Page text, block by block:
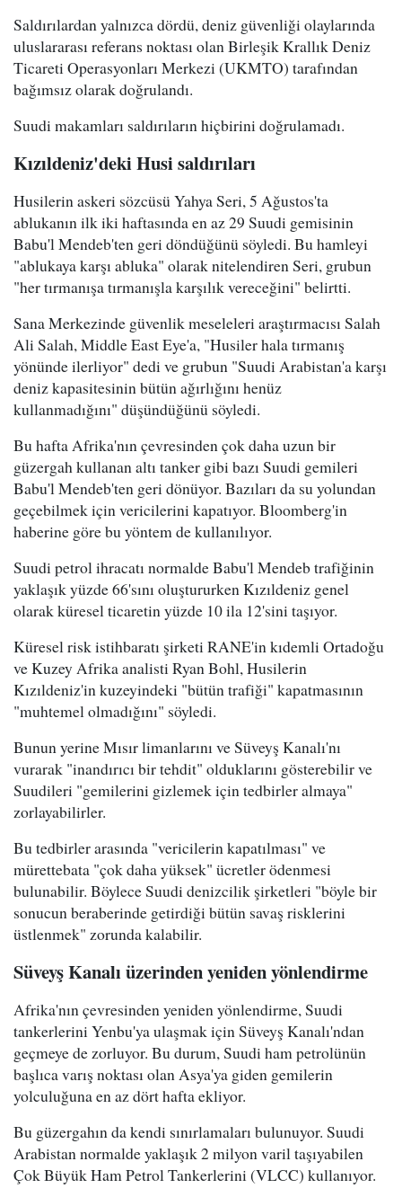
Saldırılardan yalnızca dördü, deniz güvenliği olaylarında
uluslararası referans noktası olan Birleşik Krallık Deniz
Ticareti Operasyonları Merkezi (UKMTO) tarafından
bağımsız olarak doğrulandı.
Suudi makamları saldırıların hiçbirini doğrulamadı.
Kızıldeniz'deki Husi saldırıları
Husilerin askeri sözcüsü Yahya Seri, 5 Ağustos'ta
ablukanın ilk iki haftasında en az 29 Suudi gemisinin
Babu'l Mendeb'ten geri döndüğünü söyledi. Bu hamleyi
"ablukaya karşı abluka" olarak nitelendiren Seri, grubun
"her tırmanışa tırmanışla karşılık vereceğini" belirtti.
Sana Merkezinde güvenlik meseleleri araştırmacısı Salah
Ali Salah, Middle East Eye'a, "Husiler hala tırmanış
yönünde ilerliyor" dedi ve grubun "Suudi Arabistan'a karşı
deniz kapasitesinin bütün ağırlığını henüz
kullanmadığını" düşündüğünü söyledi.
Bu hafta Afrika'nın çevresinden çok daha uzun bir
güzergah kullanan altı tanker gibi bazı Suudi gemileri
Babu'l Mendeb'ten geri dönüyor. Bazıları da su yolundan
geçebilmek için vericilerini kapatıyor. Bloomberg'in
haberine göre bu yöntem de kullanılıyor.
Suudi petrol ihracatı normalde Babu'l Mendeb trafiğinin
yaklaşık yüzde 66'sını oluştururken Kızıldeniz genel
olarak küresel ticaretin yüzde 10 ila 12'sini taşıyor.
Küresel risk istihbaratı şirketi RANE'in kıdemli Ortadoğu
ve Kuzey Afrika analisti Ryan Bohl, Husilerin
Kızıldeniz'in kuzeyindeki "bütün trafiği" kapatmasının
"muhtemel olmadığını" söyledi.
Bunun yerine Mısır limanlarını ve Süveyş Kanalı'nı
vurarak "inandırıcı bir tehdit" olduklarını gösterebilir ve
Suudileri "gemilerini gizlemek için tedbirler almaya"
zorlayabilirler.
Bu tedbirler arasında "vericilerin kapatılması" ve
mürettebata "çok daha yüksek" ücretler ödenmesi
bulunabilir. Böylece Suudi denizcilik şirketleri "böyle bir
sonucun beraberinde getirdiği bütün savaş risklerini
üstlenmek" zorunda kalabilir.
Süveyş Kanalı üzerinden yeniden yönlendirme
Afrika'nın çevresinden yeniden yönlendirme, Suudi
tankerlerini Yenbu'ya ulaşmak için Süveyş Kanalı'ndan
geçmeye de zorluyor. Bu durum, Suudi ham petrolünün
başlıca varış noktası olan Asya'ya giden gemilerin
yolculuğuna en az dört hafta ekliyor.
Bu güzergahın da kendi sınırlamaları bulunuyor. Suudi
Arabistan normalde yaklaşık 2 milyon varil taşıyabilen
Çok Büyük Ham Petrol Tankerlerini (VLCC) kullanıyor.